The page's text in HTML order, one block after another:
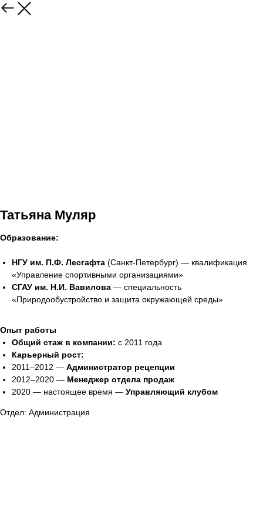
Татьяна Муляр
Образование:
НГУ им. П.Ф. Лесгафта (Санкт-Петербург) — квалификация
«Управление спортивными организациями»
СГАУ им. Н.И. Вавилова — специальность
«Природообустройство и защита окружающей среды»
Опыт работы
Общий стаж в компании: с 2011 года
Карьерный рост:
2011–2012 — Администратор рецепции
2012–2020 — Менеджер отдела продаж
2020 — настоящее время — Управляющий клубом
Отдел: Администрация